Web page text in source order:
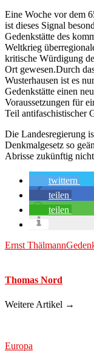
Eine Woche vor dem
ist dieses Signal
Gedenkstätte des
Weltkrieg
kritische Würdigung
Ort gewesen.Durch
Wusterhausen ist es
Gedenkstätte einen
Voraussetzungen für
Teil antifaschistischer
Die Landesregierung
Denkmalgesetz so
Abrisse zukünftig
twittern
teilen
teilen
Ernst Thälmann
Thomas Nord
Weitere Artikel →
Europa